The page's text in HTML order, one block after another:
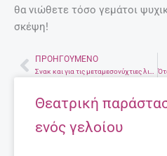
θα νιώθετε τόσο γεμάτοι
σκέψη!
PrevΠΡΟΗΓΟΎΜΕΝΟ
Σνακ και για τις μεταμεσονύχτιες λιγούρες
Θεατρική
ενός γελοίου